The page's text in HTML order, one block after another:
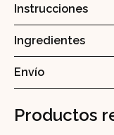
Instrucciones
Ingredientes
Envío
Productos